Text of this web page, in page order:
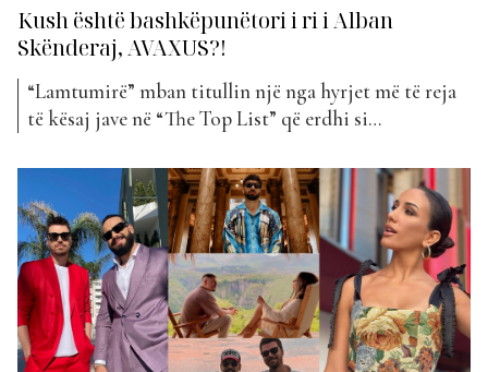
Kush është bashkëpunëtori i ri i Alban
Skënderaj, AVAXUS?!
“Lamtumirë” mban titullin një nga hyrjet më të reja
të kësaj jave në “The Top List” që erdhi si
Por cili është ky i fundit? Lorenc Aliaj apo siç njihet
ndryshe si Avaxus është DJ, autor këngësh dhe
producent i njohur. Ndër këngët që...